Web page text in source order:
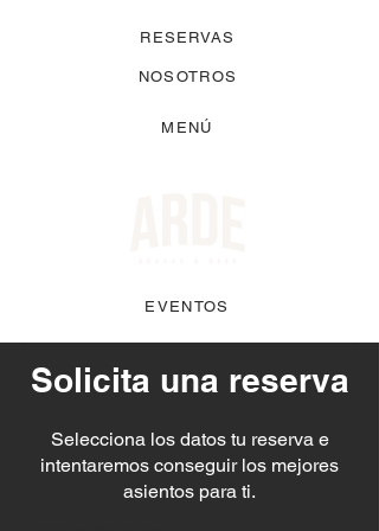
RESERVAS
NOSOTROS
MENÚ
EVENTOS
Solicita una reserva
Selecciona los datos tu reserva e
intentaremos conseguir los mejores
asientos para ti.